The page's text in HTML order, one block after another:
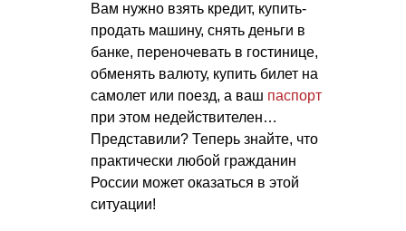
Вам нужно взять кредит, купить-
продать машину, снять деньги в
банке, переночевать в гостинице,
обменять валюту, купить билет на
самолет или поезд, а ваш паспорт
при этом недействителен…
Представили? Теперь знайте, что
практически любой гражданин
России может оказаться в этой
ситуации!